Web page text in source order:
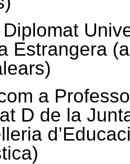
Estrangera
a
D de la